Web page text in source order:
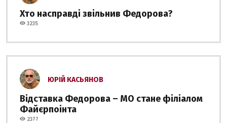
Хто насправді звільнив Федорова?
3235
ЮРІЙ КАСЬЯНОВ
Відставка Федорова – МО стане філіалом
Файєрпоінта
2377